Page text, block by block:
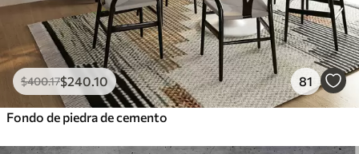
$400.17$240 .10 81
Fondo de piedra de cemento